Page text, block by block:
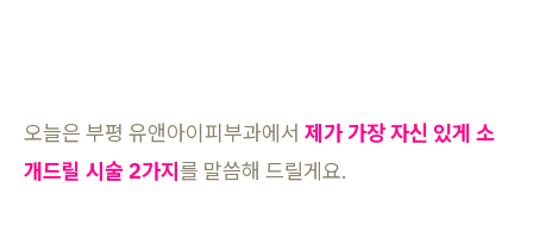
오늘은 부평 유앤아이피부과에서 제가 가장 자신 있게 소
개드릴 시술 2가지를 말씀해 드릴게요.